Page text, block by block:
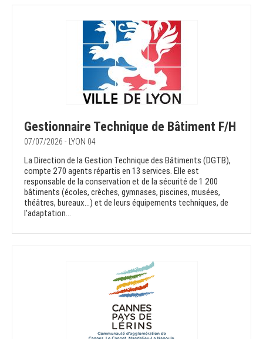
Gestionnaire Technique de Bâtiment F/H
07/07/2026 - LYON 04
La Direction de la Gestion Technique des Bâtiments (DGTB),
compte 270 agents répartis en 13 services. Elle est
responsable de la conservation et de la sécurité de 1 200
bâtiments (écoles, crèches, gymnases, piscines, musées,
théâtres, bureaux…) et de leurs équipements techniques, de
l’adaptation...